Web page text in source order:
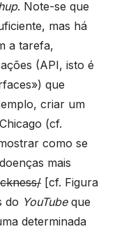
. Note-se que
mas há
a tarefa,
(API, isto é
que
criar um
(cf.
como se
mais
[cf. Figura
do YouTubeque
determinada